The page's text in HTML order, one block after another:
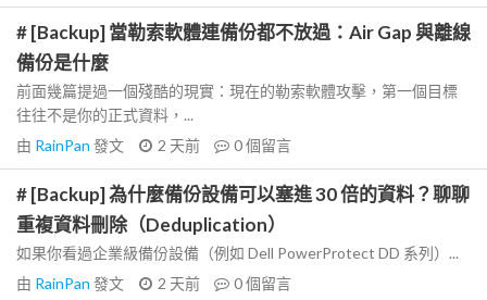
# [Backup] 當勒索軟體連備份都不放過：Air Gap 與離線
備份是什麼
前面幾篇提過一個殘酷的現實：現在的勒索軟體攻擊，第一個目標
往往不是你的正式資料，...
由 RainPan 發文 2 天前 0個留言
# [Backup] 為什麼備份設備可以塞進 30 倍的資料？聊聊
重複資料刪除（Deduplication）
如果你看過企業級備份設備（例如 Dell PowerProtect DD 系列）...
由 RainPan 發文 2 天前 0個留言